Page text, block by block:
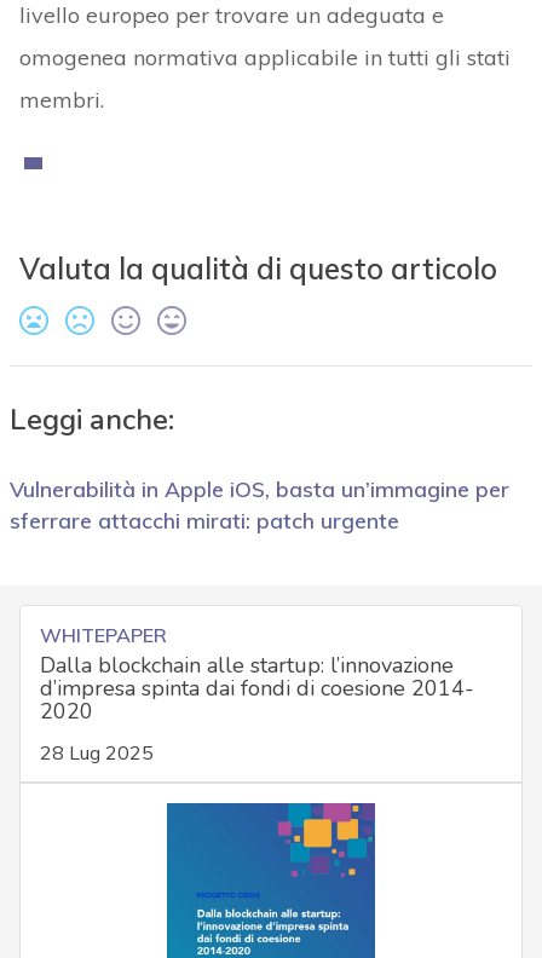
livello europeo per trovare un adeguata e
omogenea normativa applicabile in tutti gli stati
membri.
Valuta la qualità di questo articolo
Leggi anche:
Vulnerabilità in Apple iOS, basta un’immagine per
sferrare attacchi mirati: patch urgente
WHITEPAPER
Dalla blockchain alle startup: l’innovazione
d’impresa spinta dai fondi di coesione 2014-
2020
28 Lug 2025